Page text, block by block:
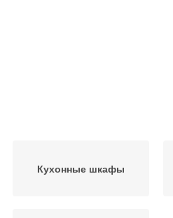
Кухонные шкафы